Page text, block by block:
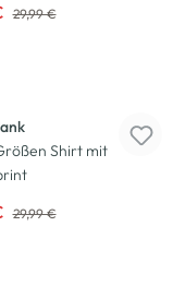
29,99 €
Shirt mit
29,99 €